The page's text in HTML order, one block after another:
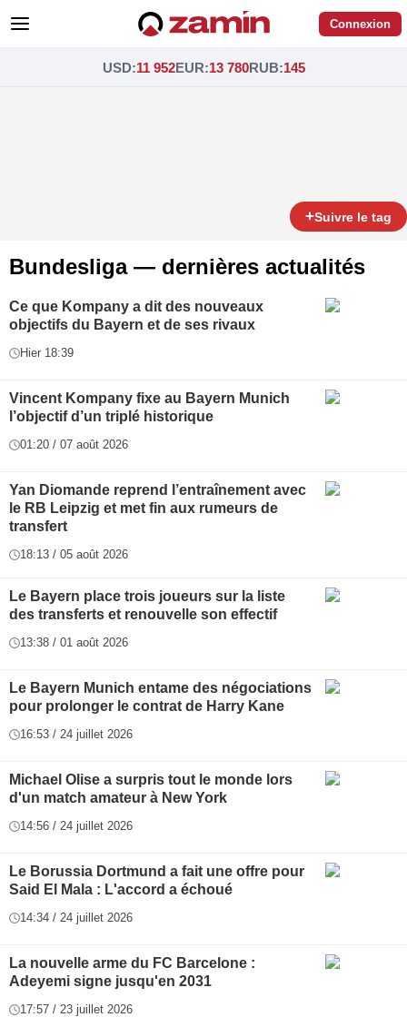
Connexion
USD:11 952EUR:13 780RUB:145
+Suivre le tag
Bundesliga — dernières actualités
Ce que Kompany a dit des nouveaux
objectifs du Bayern et de ses rivaux
Hier 18:39
Vincent Kompany fixe au Bayern Munich
l’objectif d’un triplé historique
01:20 / 07 août 2026
Yan Diomande reprend l’entraînement avec
le RB Leipzig et met fin aux rumeurs de
transfert
18:13 / 05 août 2026
Le Bayern place trois joueurs sur la liste
des transferts et renouvelle son effectif
13:38 / 01 août 2026
Le Bayern Munich entame des négociations
pour prolonger le contrat de Harry Kane
16:53 / 24 juillet 2026
Michael Olise a surpris tout le monde lors
d'un match amateur à New York
14:56 / 24 juillet 2026
Le Borussia Dortmund a fait une offre pour
Said El Mala : L'accord a échoué
14:34 / 24 juillet 2026
La nouvelle arme du FC Barcelone :
Adeyemi signe jusqu'en 2031
17:57 / 23 juillet 2026